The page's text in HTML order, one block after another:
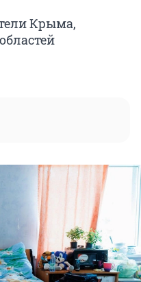
Крыма,